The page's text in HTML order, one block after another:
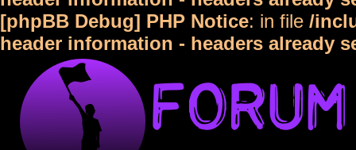
[phpBB Debug] PHP Notice: in file /
header information - headers already